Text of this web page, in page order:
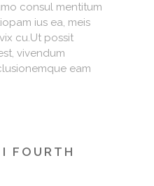
consul mentitum
ius ea, meis
cu.Ut possit
vivendum
eam
FOURTH